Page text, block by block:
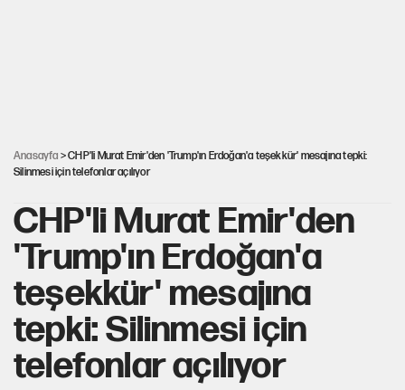
Anasayfa > CHP'li Murat Emir'den 'Trump'ın Erdoğan'a teşekkür' mesajına tepki:
Silinmesi için telefonlar açılıyor
CHP'li Murat Emir'den
'Trump'ın Erdoğan'a
teşekkür' mesajına
tepki: Silinmesi için
telefonlar açılıyor